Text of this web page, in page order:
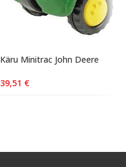
Käru Minitrac John Deere
39,51 €